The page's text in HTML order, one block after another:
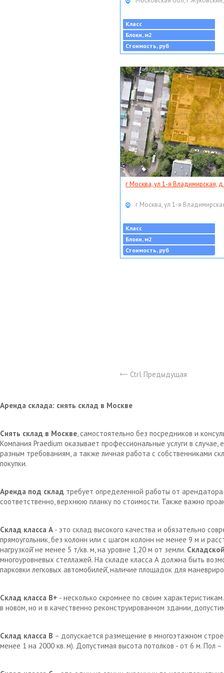
Класс
Блоки, м2
Стоимость, руб
г Москва, ул 1-я Владимирская, д
г Москва, ул 1-я
Класс
Блоки, м2
Стоимость, руб
Ctrl Предыдущая
Аренда склада: снять склад в Москве
Снять склад в Москве, самостоятельно без посредников и
Компания Praedium оказывает профессиональные услуги в
разным требованиям, а также личная работа с собственниками
покупки.
Аренда под склад требует определенной работы от
соответственно, верхнюю планку по стоимости. Также важно
Склад класса А - это склад высокого качества и обязательно
прямоугольник, без колонн или с шагом колонн не менее 9 м и
нагрузкой̆ не менее 5 т/кв. м, на уровне 1,20 м от земли.
многоуровневых стеллажей. На складе класса А должна быть
парковки легковых автомобилей̆, наличие площадок для
Склад класса В+ - несколько скромнее по своим
в новом, но и в качественно реконструированном здании,
Склад класса В – допускается размещение в многоэтажном
менее 1 на 2000 кв. м). Допустимая высота потолков - от 6 м. Пол